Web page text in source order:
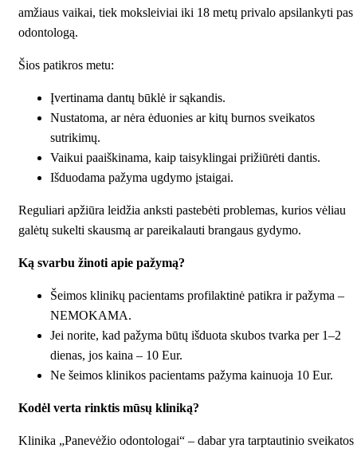
amžiaus vaikai, tiek moksleiviai iki 18 metų privalo apsilankyti pas
odontologą.
Šios patikros metu:
Įvertinama dantų būklė ir sąkandis.
Nustatoma, ar nėra ėduonies ar kitų burnos sveikatos
sutrikimų.
Vaikui paaiškinama, kaip taisyklingai prižiūrėti dantis.
Išduodama pažyma ugdymo įstaigai.
Reguliari apžiūra leidžia anksti pastebėti problemas, kurios vėliau
galėtų sukelti skausmą ar pareikalauti brangaus gydymo.
Ką svarbu žinoti apie pažymą?
Šeimos klinikų pacientams profilaktinė patikra ir pažyma –
NEMOKAMA.
Jei norite, kad pažyma būtų išduota skubos tvarka per 1–2
dienas, jos kaina – 10 Eur.
Ne šeimos klinikos pacientams pažyma kainuoja 10 Eur.
Kodėl verta rinktis mūsų kliniką?
Klinika „Panevėžio odontologai“ – dabar yra tarptautinio sveikatos